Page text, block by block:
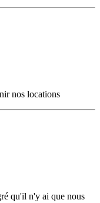
nos locations
qu'il n'y ai que nous